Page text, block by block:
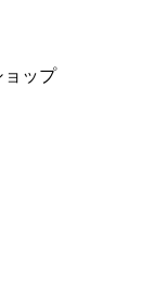
ョップ